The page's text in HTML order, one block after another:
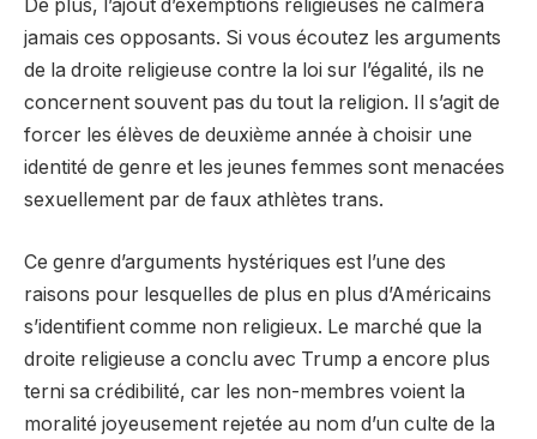
De plus, l’ajout d’exemptions religieuses ne calmera
jamais ces opposants. Si vous écoutez les arguments
de la droite religieuse contre la loi sur l’égalité, ils ne
concernent souvent pas du tout la religion. Il s’agit de
forcer les élèves de deuxième année à choisir une
identité de genre et les jeunes femmes sont menacées
sexuellement par de faux athlètes trans.
Ce genre d’arguments hystériques est l’une des
raisons pour lesquelles de plus en plus d’Américains
s’identifient comme non religieux. Le marché que la
droite religieuse a conclu avec Trump a encore plus
terni sa crédibilité, car les non-membres voient la
moralité joyeusement rejetée au nom d’un culte de la